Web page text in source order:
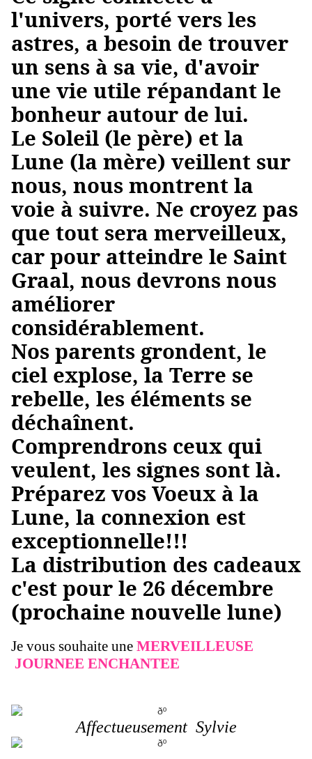
l'univers, porté vers les
astres, a besoin de trouver
un sens à sa vie, d'avoir
une vie utile répandant le
bonheur autour de lui.
Le Soleil (le père) et la
Lune (la mère) veillent sur
nous, nous montrent la
voie à suivre. Ne croyez pas
que tout sera merveilleux,
car pour atteindre le Saint
Graal, nous devrons nous
améliorer
considérablement.
Nos parents grondent, le
ciel explose, la Terre se
rebelle, les éléments se
déchaînent.
Comprendrons ceux qui
veulent, les signes sont là.
Préparez vos Voeux à la
Lune, la connexion est
exceptionnelle!!!
La distribution des cadeaux
c'est pour le 26 décembre
(prochaine nouvelle lune)
Je vous souhaite une MERVEILLEUSE
JOURNEE ENCHANTEE
Affectueusement Sylvie